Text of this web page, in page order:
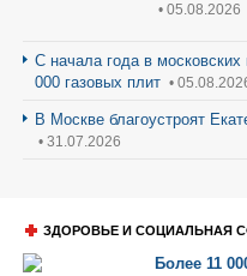
• 05.08.2026
С начала года в московских
000 газовых плит •
В Москве благоустроят
• 31.07.2026
ЗДОРОВЬЕ И СОЦИАЛЬНАЯ
Более 11